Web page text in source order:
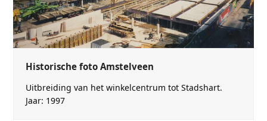
Historische foto Amstelveen
Uitbreiding van het winkelcentrum tot Stadshart.
Jaar: 1997